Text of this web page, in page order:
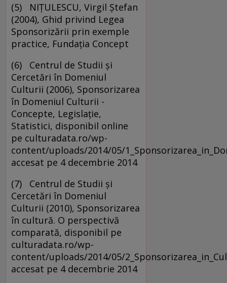
(5) NIŢULESCU, Virgil Ştefan
(2004), Ghid privind Legea
Sponsorizării prin exemple
practice, Fundaţia Concept
(6) Centrul de Studii şi
Cercetări în Domeniul
Culturii (2006), Sponsorizarea
în Domeniul Culturii -
Concepte, Legislaţie,
Statistici, disponibil online
pe culturadata.ro/wp-
content/uploads/2014/05/
accesat pe 4 decembrie 2014
(7) Centrul de Studii şi
Cercetări în Domeniul
Culturii (2010), Sponsorizarea
în cultură. O perspectivă
comparată, disponibil pe
culturadata.ro/wp-
content/uploads/2014/05/
accesat pe 4 decembrie 2014